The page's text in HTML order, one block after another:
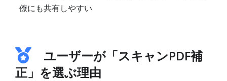
僚にも共有しやすい
ユーザーが「スキャンPDF補
正」を選ぶ理由